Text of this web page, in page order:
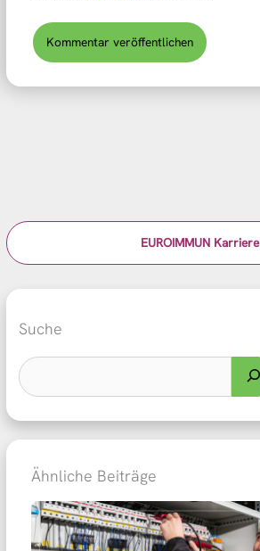
EUROIMMUN Karriere
Suche
Ähnliche Beiträge